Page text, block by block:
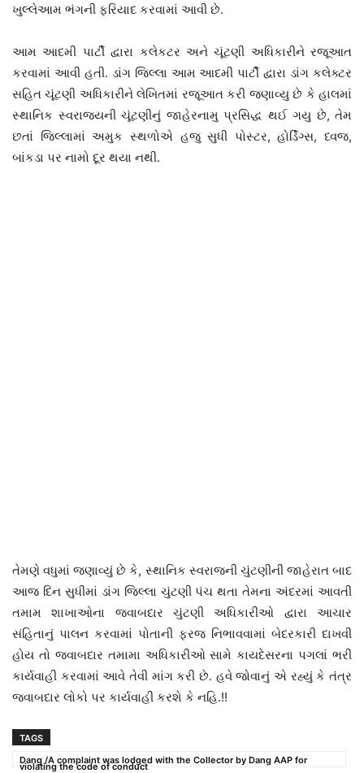
ખુલ્લેઆમ ભંગની ફરિયાદ કરવામાં આવી છે.
આમ આદમી પાર્ટી દ્વારા કલેકટર અને ચૂંટણી અધિકારીને રજૂઆત
કરવામાં આવી હતી. ડાંગ જિલ્લા આમ આદમી પાર્ટી દ્વારા ડાંગ કલેક્ટર
સહિત ચૂંટણી અધિકારીને લેખિતમાં રજૂઆત કરી જણાવ્યુ છે કે હાલમાં
સ્થાનિક સ્વરાજ્યની ચૂંટણીનું જાહેરનામુ પ્રસિદ્ધ થઈ ગયુ છે, તેમ
છતાં જિલ્લામાં અમુક સ્થળોએ હજુ સુધી પોસ્ટર, હોર્ડિંગ્સ, ધ્વજ,
બાંકડા પર નામો દૂર થયા નથી.
તેમણે વધુમાં જણાવ્યું છે કે, સ્થાનિક સ્વરાજની ચુંટણીની જાહેરાત બાદ
આજ દિન સુધીમાં ડાંગ જિલ્લા ચુંટણી પંચ થતા તેમના અંદરમાં આવતી
તમામ શાખાઓના જવાબદાર ચુંટણી અધિકારીઓ દ્વારા આચાર
સંહિતાનું પાલન કરવામાં પોતાની ફરજ નિભાવવામાં બેદરકારી દાખવી
હોય તો જવાબદાર તમામા અધિકારીઓ સામે કાયદેસરના પગલાં ભરી
કાર્યવાહી કરવામાં આવે તેવી માંગ કરી છે. હવે જોવાનું એ રહ્યું કે તંત્ર
જવાબદાર લોકો પર કાર્યવાહી કરશે કે નહિ.!!
TAGS
Dang /A complaint was lodged with the Collector by Dang AAP for
violating the code of conduct